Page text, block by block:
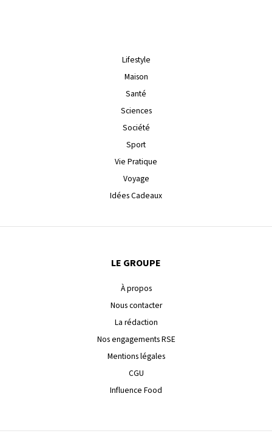
Lifestyle
Maison
Santé
Sciences
Société
Sport
Vie Pratique
Voyage
Idées Cadeaux
LE GROUPE
À propos
Nous contacter
La rédaction
Nos engagements RSE
Mentions légales
CGU
Influence Food